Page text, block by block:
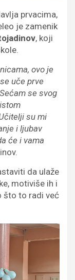
prvacima,
je zamenik
, koji
ovo je
uče prve
se svog
su mi
i ljubav
će i vama
da ulaže
motiviše ih i
što to radi već